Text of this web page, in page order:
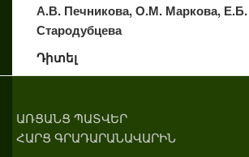
А.В. Печникова, О.М. Маркова, Е.Б.
Стародубцева
Դիտել
ԱՌՑԱՆՑ ՊԱՏՎԵՐ
ՀԱՐՑ ԳՐԱԴԱՐԱՆԱՎԱՐԻՆ